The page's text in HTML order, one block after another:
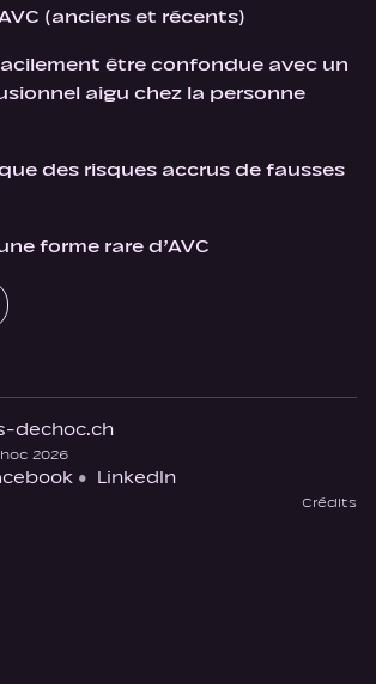
(anciens et récents)
être confondue avec un
aigu chez la personne
des risques accrus de fausses
forme rare d’AVC
dechoc.ch
2026
LinkedIn
Crédits